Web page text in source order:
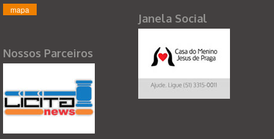
mapa
Nossos Parceiros
Janela Social